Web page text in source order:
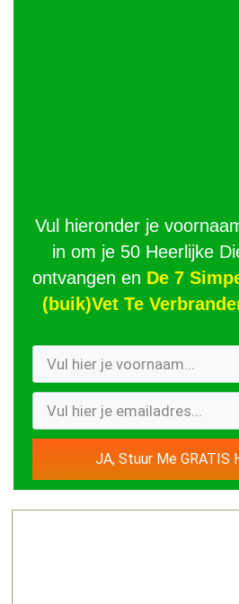
Vul hieronder je
in om je 50 Heerlijke
ontvangen en De 7
(buik)Vet Te
JA, Stuur Me GRATIS